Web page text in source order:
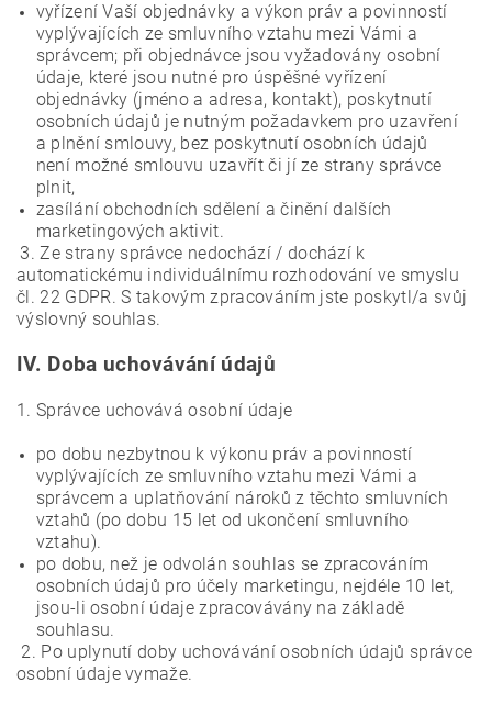
vyřízení Vaší objednávky a výkon práv a povinností
vyplývajících ze smluvního vztahu mezi Vámi a
správcem; při objednávce jsou vyžadovány osobní
údaje, které jsou nutné pro úspěšné vyřízení
objednávky (jméno a adresa, kontakt), poskytnutí
osobních údajů je nutným požadavkem pro uzavření
a plnění smlouvy, bez poskytnutí osobních údajů
není možné smlouvu uzavřít či jí ze strany správce
plnit,
zasílání obchodních sdělení a činění dalších
marketingových aktivit.
3. Ze strany správce nedochází / dochází k
automatickému individuálnímu rozhodování ve smyslu
čl. 22 GDPR. S takovým zpracováním jste poskytl/a svůj
výslovný souhlas.
IV. Doba uchovávání údajů
1. Správce uchovává osobní údaje
po dobu nezbytnou k výkonu práv a povinností
vyplývajících ze smluvního vztahu mezi Vámi a
správcem a uplatňování nároků z těchto smluvních
vztahů (po dobu 15 let od ukončení smluvního
vztahu).
po dobu, než je odvolán souhlas se zpracováním
osobních údajů pro účely marketingu, nejdéle 10 let,
jsou-li osobní údaje zpracovávány na základě
souhlasu.
2. Po uplynutí doby uchovávání osobních údajů správce
osobní údaje vymaže.